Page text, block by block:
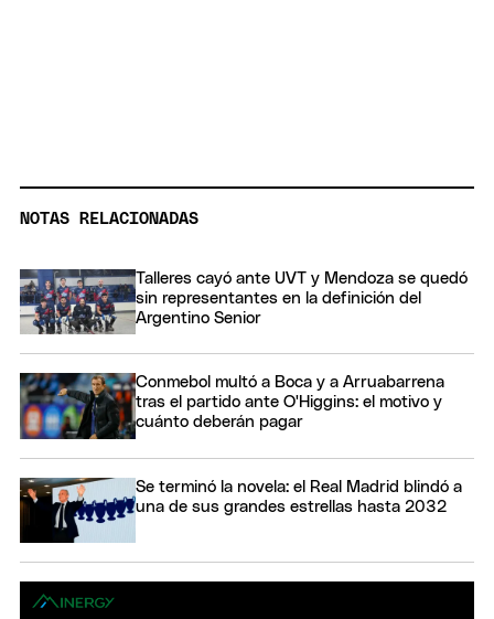
NOTAS RELACIONADAS
Talleres cayó ante UVT y Mendoza se quedó
sin representantes en la definición del
Argentino Senior
Conmebol multó a Boca y a Arruabarrena
tras el partido ante O'Higgins: el motivo y
cuánto deberán pagar
Se terminó la novela: el Real Madrid blindó a
una de sus grandes estrellas hasta 2032